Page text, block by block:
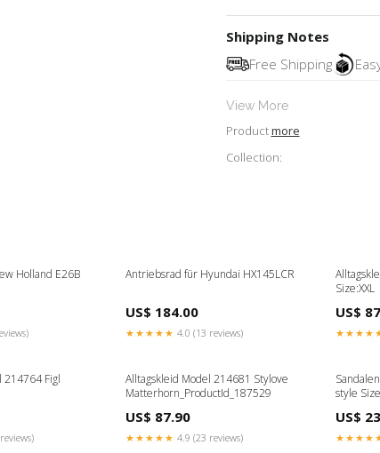
Shipping Notes
Free Shipping
View More
Productmore
Collection:
Holland E26B
Antriebsrad für Hyundai HX145LCR
US$ 184.00
★★★★★ 4.0 (13 reviews)
Size:XXL
US$
214764 Figl
Alltagskleid Model 214681 Stylove
Matterhorn_ProductId_187529
US$ 87.90
★★★★★ 4.9 (23 reviews)
style
US$